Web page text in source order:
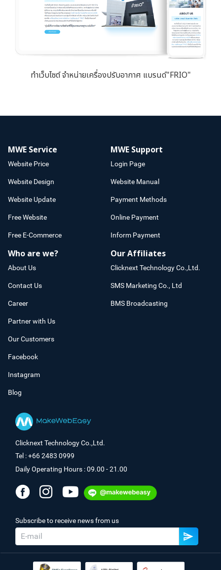
ทำเว็บไซต์ จำหน่ายเครื่องปรับอากาศ แบรนด์"FRIO"
MWE Service
Website Price
Website Design
Website Update
Free Website
Free E-Commerce
MWE Support
Login Page
Website Manual
Payment Methods
Online Payment
Inform Payment
Who are we?
About Us
Contact Us
Career
Partner with Us
Our Customers
Facebook
Instagram
Blog
Our Affiliates
Clicknext Technology Co.,Ltd.
SMS Marketing Co., Ltd
BMS Broadcasting
Clicknext Technology Co.,Ltd.
Tel : +66 2483 0999
Daily Operating Hours : 09.00 - 21.00
Subscribe to receive news from us